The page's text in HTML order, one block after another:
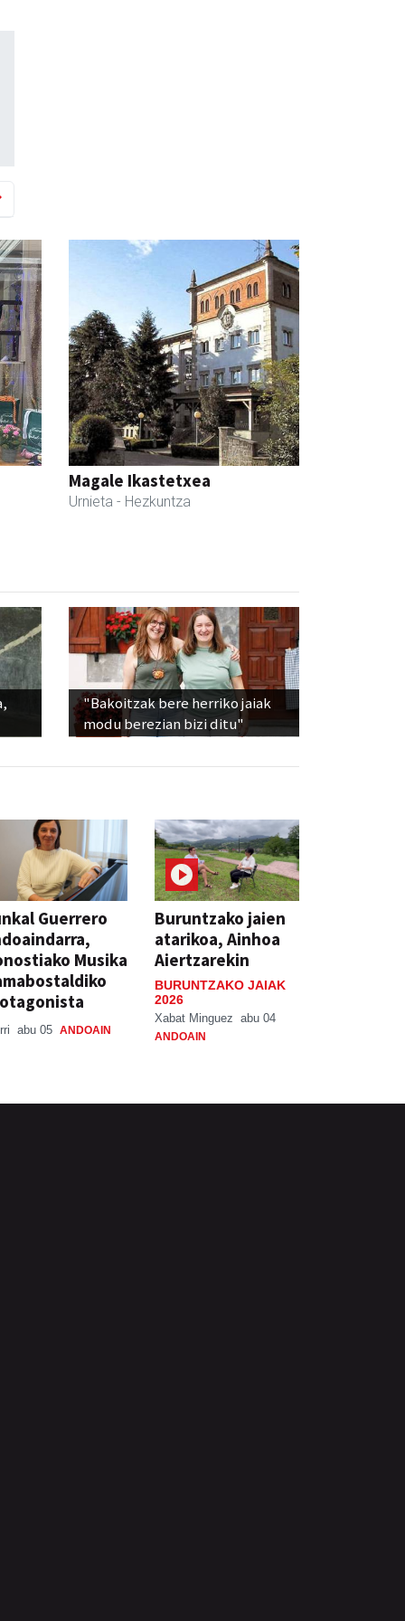
Magale Ikastetxea
Urnieta - Hezkuntza
"Bakoitzak bere herriko jaiak
modu berezian bizi ditu"
Guerrero
Musika
abu 05 ANDOAIN
Buruntzako jaien
atarikoa, Ainhoa
Aiertzarekin
BURUNTZAKO JAIAK
2026
Xabat Minguez abu 04
ANDOAIN